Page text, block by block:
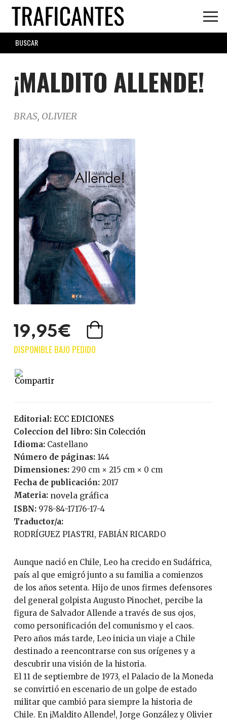
Skip
main
content
SEARCH
FORM
¡MALDITO ALLENDE!
BRAS, OLIVIER
19,95€
Editorial:
ECC EDICIONES
Coleccion del libro:
Sin Colección
Idioma:
Castellano
Número de páginas: 144
Dimensiones: 290 cm × 215 cm × 0 cm
Fecha de publicación:
2017
Materia: novela gráfica
ISBN:
978-84-17176-17-4
Traductor/a:
RODRÍGUEZ PIASTRI, FABIÁN RICARDO
Aunque nació en Chile, Leo ha crecido en Sudáfrica,
país al que emigró junto a su familia a comienzos
de los años setenta. Hijo de unos firmes defensores
del general golpista Augusto Pinochet, percibe la
figura de Salvador Allende a través de sus ojos,
como personificación del comunismo y el caos.
Pero años más tarde, Leo inicia un viaje a Chile
destinado a reencontrarse con sus orígenes y a
descubrir una visión de la historia.
El 11 de septiembre de 1973, el Palacio de la Moneda
se convirtió en escenario de un golpe de estado
militar que cambió para siempre la historia de
Chile. En ¡Maldito Allende!, Jorge González y Olivier